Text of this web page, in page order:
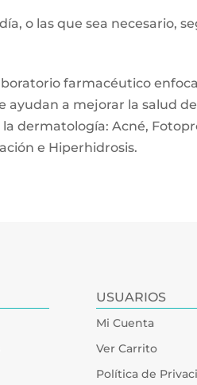
o las que sea necesario,
farmacéutico
ayudan a mejorar la salud
dermatología: Acné,
e Hiperhidrosis.
USUARIOS
Mi Cuenta
Ver Carrito
Política de